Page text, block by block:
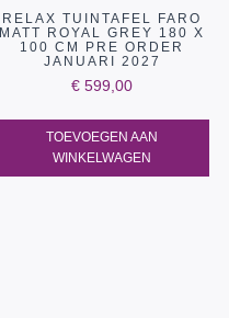
RELAX TUINTAFEL FARO
MATT ROYAL GREY 180 X
100 CM PRE ORDER
JANUARI 2027
€ 599,00
TOEVOEGEN AAN
WINKELWAGEN